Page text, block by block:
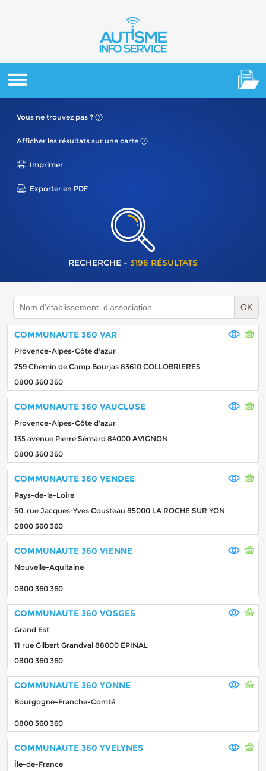
Vous ne trouvez pas ?
Afficher les résultats sur une carte
Imprimer
Exporter en PDF
RECHERCHE - 3196 RÉSULTATS
OK
COMMUNAUTE 360 VAR
Provence-Alpes-Côte d'azur
759 Chemin de Camp Bourjas 83610 COLLOBRIERES
0800 360 360
COMMUNAUTE 360 VAUCLUSE
Provence-Alpes-Côte d'azur
135 avenue Pierre Sémard 84000 AVIGNON
0800 360 360
COMMUNAUTE 360 VENDEE
Pays-de-la-Loire
50, rue Jacques-Yves Cousteau 85000 LA ROCHE SUR YON
0800 360 360
COMMUNAUTE 360 VIENNE
Nouvelle-Aquitaine
0800 360 360
COMMUNAUTE 360 VOSGES
Grand Est
11 rue Gilbert Grandval 88000 EPINAL
0800 360 360
COMMUNAUTE 360 YONNE
Bourgogne-Franche-Comté
0800 360 360
COMMUNAUTE 360 YVELYNES
Île-de-France